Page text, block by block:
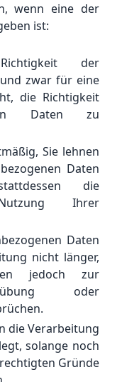
wenn eine der
ist:
der
zwar für eine
die Richtigkeit
Daten zu
Sie lehnen
Daten
die
Ihrer
Daten
nicht länger,
jedoch zur
oder
die Verarbeitung
solange noch
Gründe